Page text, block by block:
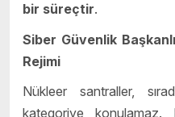
bir süreçtir.
Siber Güvenlik
Rejimi
Nükleer santraller,
kategoriye